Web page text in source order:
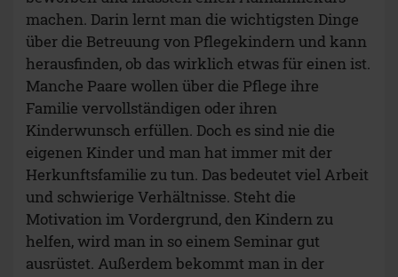
machen. Darin lernt man die wichtigsten Dinge
über die Betreuung von Pflegekindern und kann
herausfinden, ob das wirklich etwas für einen ist.
Manche Paare wollen über die Pflege ihre
Familie vervollständigen oder ihren
Kinderwunsch erfüllen. Doch es sind nie die
eigenen Kinder und man hat immer mit der
Herkunftsfamilie zu tun. Das bedeutet viel Arbeit
und schwierige Verhältnisse. Steht die
Motivation im Vordergrund, den Kindern zu
helfen, wird man in so einem Seminar gut
ausrüstet. Außerdem bekommt man in der